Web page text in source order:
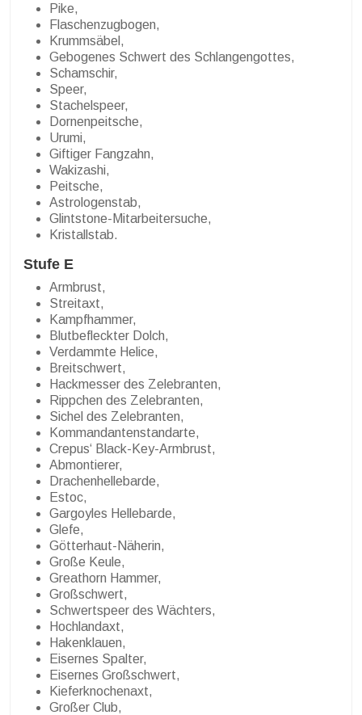
Pike,
Flaschenzugbogen,
Krummsäbel,
Gebogenes Schwert des Schlangengottes,
Schamschir,
Speer,
Stachelspeer,
Dornenpeitsche,
Urumi,
Giftiger Fangzahn,
Wakizashi,
Peitsche,
Astrologenstab,
Glintstone-Mitarbeitersuche,
Kristallstab.
Stufe E
Armbrust,
Streitaxt,
Kampfhammer,
Blutbefleckter Dolch,
Verdammte Helice,
Breitschwert,
Hackmesser des Zelebranten,
Rippchen des Zelebranten,
Sichel des Zelebranten,
Kommandantenstandarte,
Crepus‘ Black-Key-Armbrust,
Abmontierer,
Drachenhellebarde,
Estoc,
Gargoyles Hellebarde,
Glefe,
Götterhaut-Näherin,
Große Keule,
Greathorn Hammer,
Großschwert,
Schwertspeer des Wächters,
Hochlandaxt,
Hakenklauen,
Eisernes Spalter,
Eisernes Großschwert,
Kieferknochenaxt,
Großer Club,